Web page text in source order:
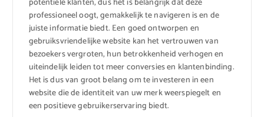
professioneel oogt, gemakkelijk te navigeren is en de
juiste informatie biedt. Een goed ontworpen en
gebruiksvriendelijke website kan het vertrouwen van
bezoekers vergroten, hun betrokkenheid verhogen en
uiteindelijk leiden tot meer conversies en klantenbinding.
Het is dus van groot belang om te investeren in een
website die de identiteit van uw merk weerspiegelt en
een positieve gebruikerservaring biedt.